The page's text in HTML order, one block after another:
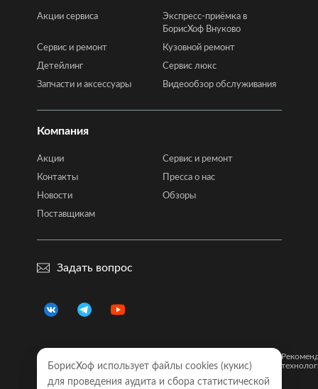
Акции сервиса
Экспресс-приёмка в
БорисХоф Внуково
Сервис и ремонт
Кузовной ремонт
Детейлинг
Сервис люкс
Запчасти и аксессуары
Видеообзор обслуживания
Компания
Акции
Сервис и ремонт
Контакты
Пресса о нас
Новости
Обзоры
Поставщикам
Задать вопрос
Правовая
информация
конфиденциальности
сайта
БорисХоф использует файлы cookies (кукиc)
для проведения аудита и сбора статистической